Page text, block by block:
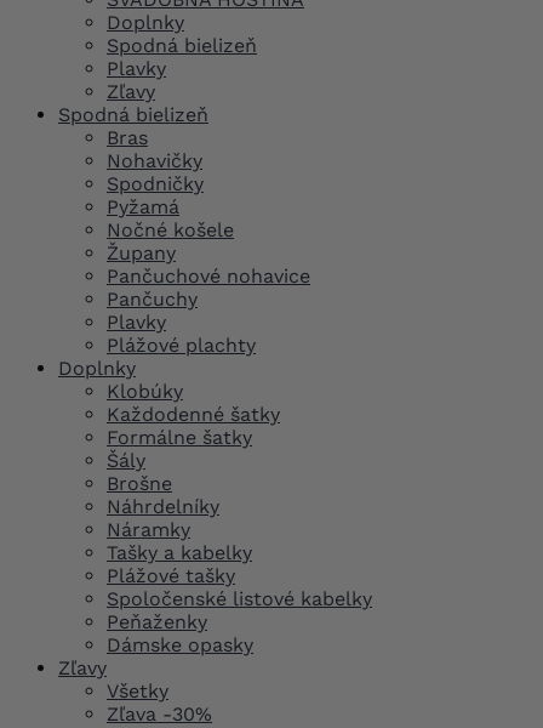
Doplnky
Spodná bielizeň
Plavky
Zľavy
Spodná bielizeň
Bras
Nohavičky
Spodničky
Pyžamá
Nočné košele
Župany
Pančuchové nohavice
Pančuchy
Plavky
Plážové plachty
Doplnky
Klobúky
Každodenné šatky
Formálne šatky
Šály
Brošne
Náhrdelníky
Náramky
Tašky a kabelky
Plážové tašky
Spoločenské listové kabelky
Peňaženky
Dámske opasky
Zľavy
Všetky
Zľava -30%